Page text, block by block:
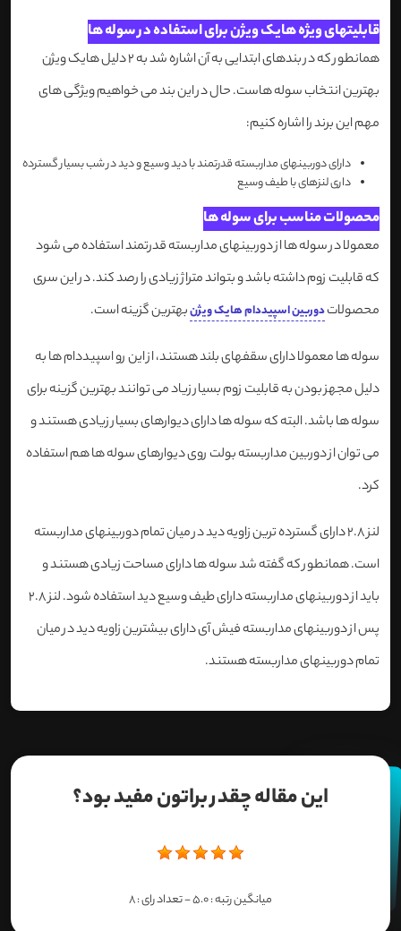
قابلیتهای ویژه هایک ویژن برای استفاده در سوله ها
همانطور که در بندهای ابتدایی به آن اشاره شد به 2 دلیل هایک ویژن
بهترین انتخاب سوله هاست. حال در این بند می خواهیم ویژگی های
مهم این برند را اشاره کنیم:
دارای دوربینهای مداربسته قدرتمند با دید وسیع و دید در شب بسیار گسترده
داری لنزهای با طیف وسیع
محصولات مناسب برای سوله ها
معمولا در سوله ها از دوربینهای مداربسته قدرتمند استفاده می شود
که قابلیت زوم داشته باشد و بتواند متراژ زیادی را رصد کند. در این سری
محصولاتدوربین اسپیددام هایک ویژنبهترین گزینه است.
سوله ها معمولا دارای سقفهای بلند هستند، از این رو اسپیددام ها به
دلیل مجهز بودن به قابلیت زوم بسیار زیاد می توانند بهترین گزینه برای
سوله ها باشد. البته که سوله ها دارای دیوارهای بسیار زیادی هستند و
می توان از دوربین مداربسته بولت روی دیوارهای سوله ها هم استفاده
کرد.
لنز 2.8 دارای گسترده ترین زاویه دید در میان تمام دوربینهای مداربسته
است. همانطور که گفته شد سوله ها دارای مساحت زیادی هستند و
باید از دوربینهای مداربسته دارای طیف وسیع دید استفاده شود. لنز 2.8
پس از دوربینهای مداربسته فیش آی دارای بیشترین زاویه دید در میان
تمام دوربینهای مداربسته هستند.
این مقاله چقدر براتون مفید بود؟
میانگین رتبه :5.0- تعداد رای :8